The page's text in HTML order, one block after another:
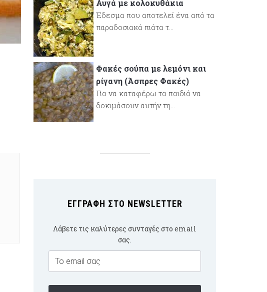
Αυγά με κολοκυθάκια
Έδεσμα που αποτελεί ένα από τα
παραδοσιακά πιάτα τ...
Φακές σούπα με λεμόνι και
ρίγανη (Άσπρες Φακές)
Για να καταφέρω τα παιδιά να
δοκιμάσουν αυτήν τη...
ΕΓΓΡΑΦΉ ΣΤΟ NEWSLETTER
Λάβετε τις καλύτερες συνταγές στο email
σας.
Email
Subscription